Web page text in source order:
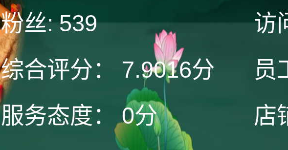
粉丝: 539
访
综合评分：
7.9016分
员
服务态度：
0分 店